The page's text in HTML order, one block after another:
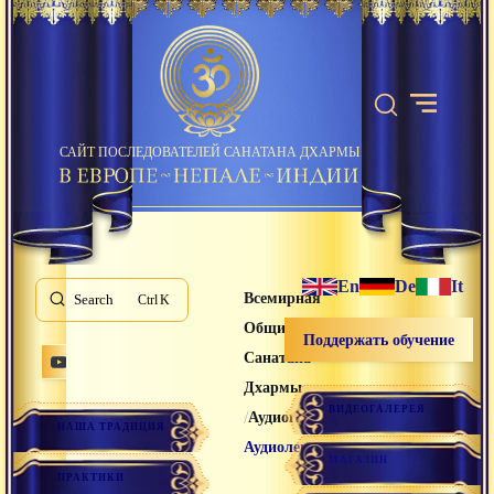
САЙТ ПОСЛЕДОВАТЕЛЕЙ САНАТАНА ДХАРМЫ
Search K
НАША ТРАДИЦИЯ
ПРАКТИКИ
Всемирная
Община
Санатана
Дхармы
/Аудиогалерея/
Аудиолекции
En De It
Поддержать обучение
ВИДЕОГАЛЕРЕЯ
МАГАЗИН